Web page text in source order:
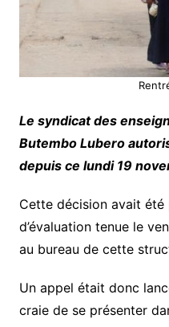
Le syndicat des
Butembo Lubero
depuis ce lundi 19
Cette décision avait
d’évaluation tenue le
au bureau de cette
Un appel était donc
craie de se présenter